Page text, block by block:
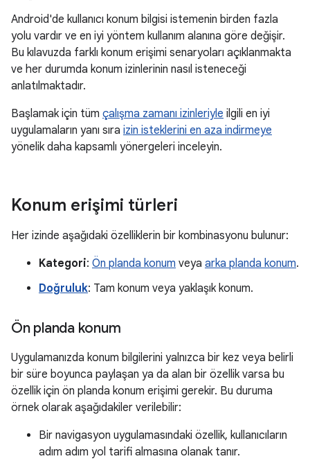
Android'de kullanıcı konum bilgisi istemenin birden fazla
yolu vardır ve en iyi yöntem kullanım alanına göre değişir.
Bu kılavuzda farklı konum erişimi senaryoları açıklanmakta
ve her durumda konum izinlerinin nasıl isteneceği
anlatılmaktadır.
Başlamak için tüm çalışma zamanı izinleriyle ilgili en iyi
uygulamaların yanı sıra izin isteklerini en aza indirmeye
yönelik daha kapsamlı yönergeleri inceleyin.
Konum erişimi türleri
Her izinde aşağıdaki özelliklerin bir kombinasyonu bulunur:
Kategori: Ön planda konum veya arka planda konum.
Doğruluk: Tam konum veya yaklaşık konum.
Ön planda konum
Uygulamanızda konum bilgilerini yalnızca bir kez veya belirli
bir süre boyunca paylaşan ya da alan bir özellik varsa bu
özellik için ön planda konum erişimi gerekir. Bu duruma
örnek olarak aşağıdakiler verilebilir:
Bir navigasyon uygulamasındaki özellik, kullanıcıların
adım adım yol tarifi almasına olanak tanır.